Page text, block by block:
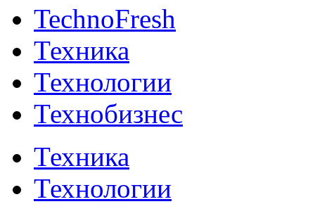
TechnoFresh
Техника
Технологии
Технобизнес
Техника
Технологии